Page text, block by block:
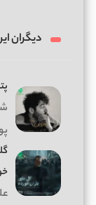
دیگران